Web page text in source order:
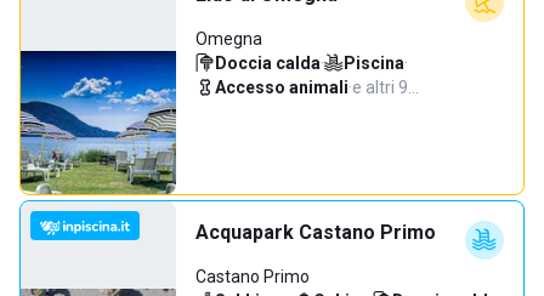
Omegna
Doccia calda· Piscina·
Accesso animali·e altri 9…
Acquapark Castano Primo
Castano Primo